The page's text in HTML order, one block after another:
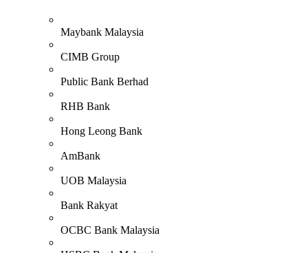
Maybank Malaysia
CIMB Group
Public Bank Berhad
RHB Bank
Hong Leong Bank
AmBank
UOB Malaysia
Bank Rakyat
OCBC Bank Malaysia